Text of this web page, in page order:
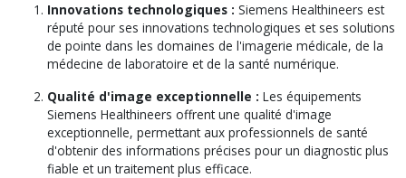
Innovations technologiques : Siemens Healthineers est
réputé pour ses innovations technologiques et ses solutions
de pointe dans les domaines de l'imagerie médicale, de la
médecine de laboratoire et de la santé numérique.
Qualité d'image exceptionnelle : Les équipements
Siemens Healthineers offrent une qualité d'image
exceptionnelle, permettant aux professionnels de santé
d'obtenir des informations précises pour un diagnostic plus
fiable et un traitement plus efficace.